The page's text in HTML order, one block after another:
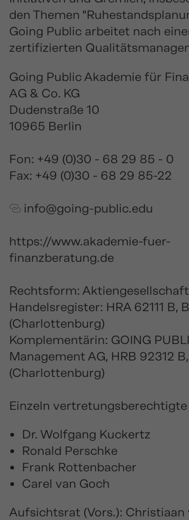
den Themen
Going Public arbeitet nach
zertifizierten
Going Public Akademie für
AG & Co. KG
Dudenstraße 10
10965 Berlin
Fon: +49 (0)30 - 68 29 85 - 0
Fax: +49 (0)30 - 68 29 85-22
info@going-public.edu
https://www.akademie-fuer-
finanzberatung.de
Rechtsform: Aktiengesellschaft
Handelsregister: HRA 62111 B,
(Charlottenburg)
Komplementärin: GOING
Management AG, HRB 92312
(Charlottenburg)
Einzeln vertretungsberechtigte
Dr. Wolfgang Kuckertz
Ronald Perschke
Frank Rottenbacher
Carel van Goch
Aufsichtsrat (Vors.): Christiaan